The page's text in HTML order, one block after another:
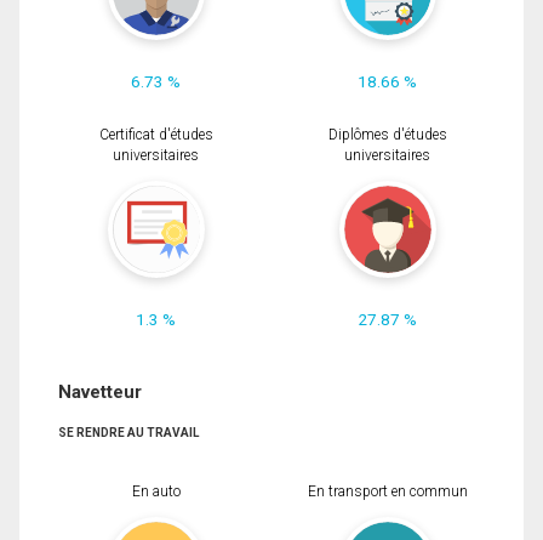
6.73 % 18.66 %
Certificat d'études
universitaires
1.3 %
Diplômes d'études
universitaires
27.87 %
Navetteur
SE RENDRE AU TRAVAIL
En auto En transport en commun